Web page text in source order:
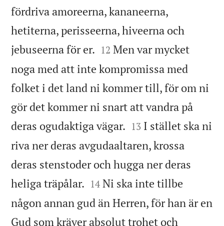
fördriva amoreerna, kananeerna,
hetiterna, perisseerna, hiveerna och
jebuseerna för er. 

12 Men var mycket
noga med att inte kompromissa med
folket i det land ni kommer till, för om ni
gör det kommer ni snart att vandra på
deras ogudaktiga vägar. 

13 I stället ska ni
riva ner deras avgudaaltaren, krossa
deras stenstoder och hugga ner deras
heliga träpålar. 

14 Ni ska inte tillbe
någon annan gud än Herren, för han är en
Gud som kräver absolut trohet och